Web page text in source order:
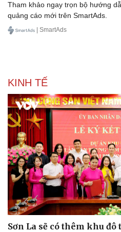
Tham khảo ngay trọn bộ hướng
quảng cáo mới trên SmartAds.
| SmartAds
KINH TẾ
Sơn La sẽ có thêm khu